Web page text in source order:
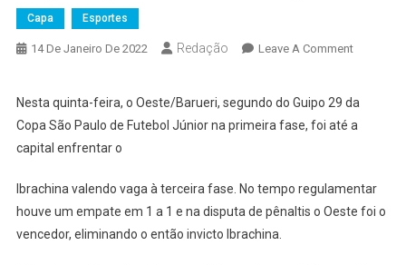
Capa Esportes
14 De Janeiro De 2022 Redação Leave A CommentOn
Oeste
Vão
À
Quarta
Nesta quinta-feira, o Oeste/Barueri, segundo do Guipo 29 da
Copa São Paulo de Futebol Júnior na primeira fase, foi até a
capital enfrentar o
Ibrachina valendo vaga à terceira fase. No tempo regulamentar
houve um empate em 1 a 1 e na disputa de pênaltis o Oeste foi o
vencedor, eliminando o então invicto Ibrachina.